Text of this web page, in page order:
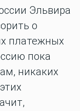
Эльвира
о
платежных
пока
никаких